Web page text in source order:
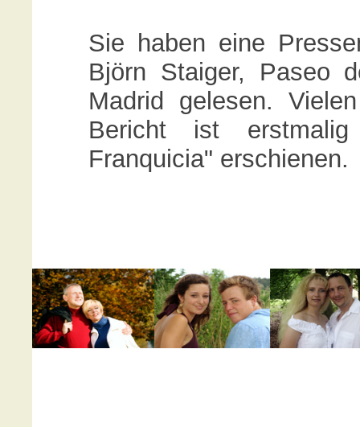
Sie haben eine
Björn Staiger, Paseo
Madrid gelesen.
Bericht ist
Franquicia" erschienen.